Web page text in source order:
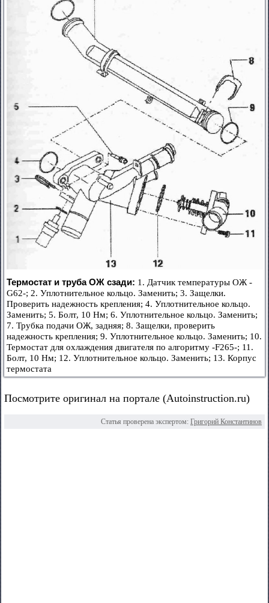
Термостат и труба ОЖ сзади: 1. Датчик температуры ОЖ -
G62-; 2. Уплотнительное кольцо. Заменить; 3. Защелки.
Проверить надежность крепления; 4. Уплотнительное кольцо.
Заменить; 5. Болт, 10 Нм; 6. Уплотнительное кольцо. Заменить;
7. Трубка подачи ОЖ, задняя; 8. Защелки, проверить
надежность крепления; 9. Уплотнительное кольцо. Заменить; 10.
Термостат для охлаждения двигателя по алгоритму -F265-; 11.
Болт, 10 Нм; 12. Уплотнительное кольцо. Заменить; 13. Корпус
термостата
Посмотрите оригинал на портале (Autoinstruction.ru)
Статья проверена экспертом: Григорий Константинов